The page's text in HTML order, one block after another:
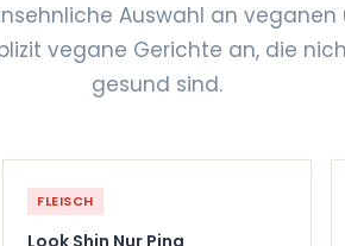
Auswahl an
vegane Gerichte an, die
gesund sind.
FLEISCH